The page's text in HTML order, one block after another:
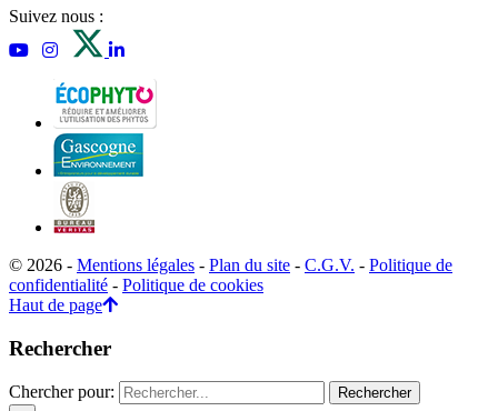
Suivez nous :
© 2026 - Mentions légales - Plan du site - C.G.V. - Politique de
confidentialité - Politique de cookies
Haut de page
Rechercher
Chercher pour: